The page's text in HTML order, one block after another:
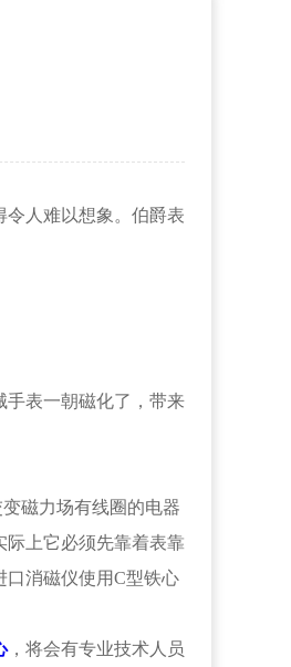
人难以想象。伯爵表
表一朝磁化了，带来
磁力场有线圈的电器
上它必须先靠着表靠
口消磁仪使用C型铁心
，将会有专业技术人员